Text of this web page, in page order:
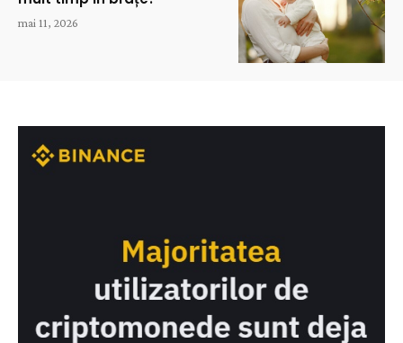
mai 11, 2026